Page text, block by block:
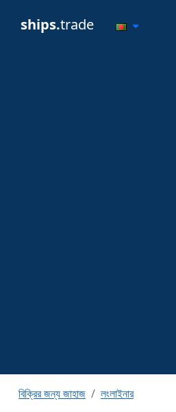
ships.trade
বিক্রির জন্য জাহাজ
লংলাইনার